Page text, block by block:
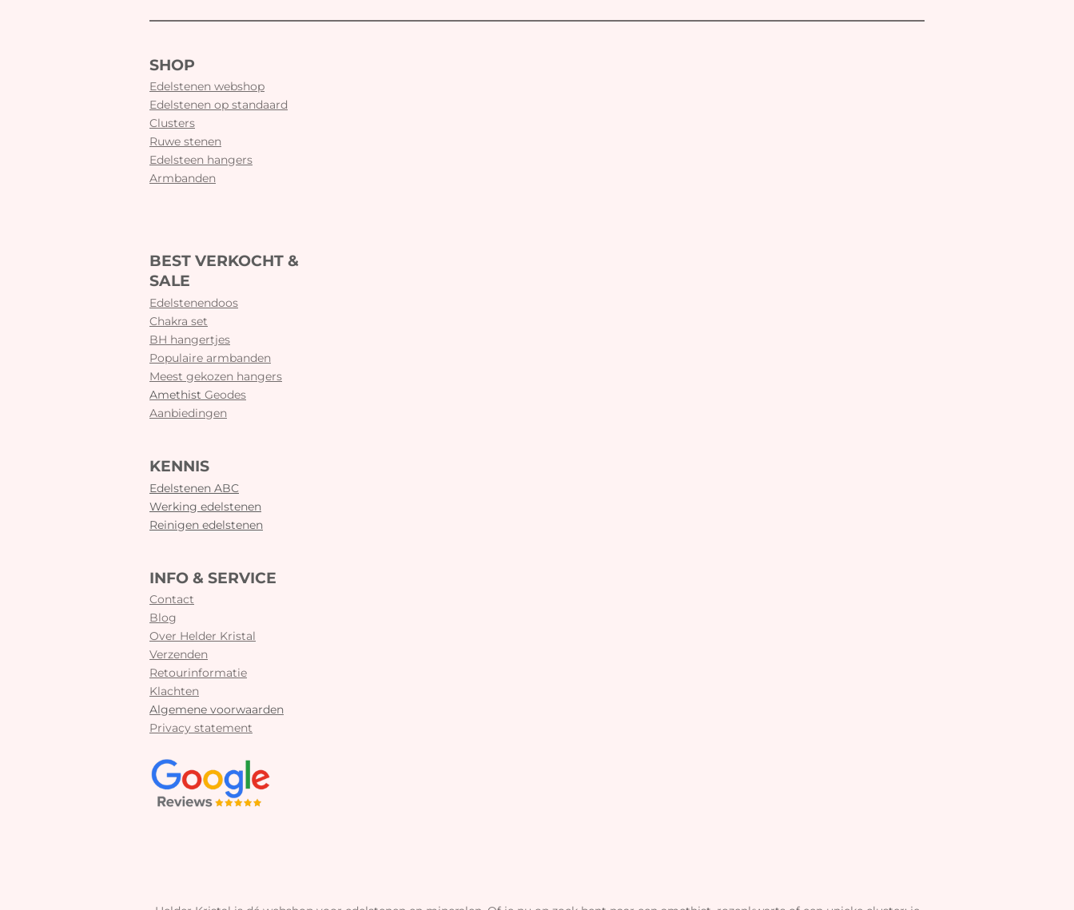
SHOP
Edelstenen webshop
Edelstenen op standaard
Clusters
Ruwe stenen
Edelsteen hangers
Armbanden
BEST VERKOCHT &
SALE
Edelstenendoos
Chakra set
BH hangertjes
Populaire armbanden
Meest gekozen hangers
Amethist Geodes
Aanbiedingen
KENNIS
Edelstenen ABC
Werking edelstenen
Reinigen edelstenen
INFO & SERVICE
Contact
Blog
Over Helder Kristal
Verzenden
Retourinformatie
Klachten
Algemene voorwaarden
Privacy statement